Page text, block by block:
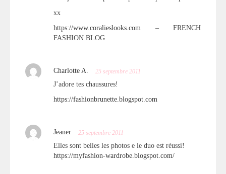
xx
https://www.coralieslooks.com – FRENCH
FASHION BLOG
Charlotte A. 25 septembre 2011
J’adore tes chaussures!
https://fashionbrunette.blogspot.com
Jeaner 25 septembre 2011
Elles sont belles les photos e le duo est réussi!
https://myfashion-wardrobe.blogspot.com/